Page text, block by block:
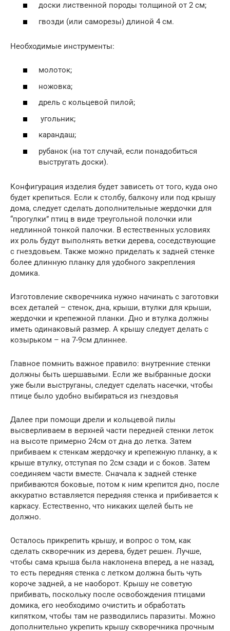
доски лиственной породы толщиной от 2 см;
гвозди (или саморезы) длиной 4 см.
Необходимые инструменты:
молоток;
ножовка;
дрель с кольцевой пилой;
угольник;
карандаш;
рубанок (на тот случай, если понадобиться
выстругать доски).
Конфигурация изделия будет зависеть от того, куда оно
будет крепиться. Если к столбу, балкону или под крышу
дома, следует сделать дополнительные жердочки для
“прогулки” птиц в виде треугольной полочки или
недлинной тонкой палочки. В естественных условиях
их роль будут выполнять ветки дерева, соседствующие
с гнездовьем. Также можно приделать к задней стенке
более длинную планку для удобного закрепления
домика.
Изготовление скворечника нужно начинать с заготовки
всех деталей – стенок, дна, крыши, втулки для крыши,
жердочки и крепежной планки. Дно и втулка должны
иметь одинаковый размер. А крышу следует делать с
козырьком – на 7-9см длиннее.
Главное помнить важное правило: внутренние стенки
должны быть шершавыми. Если же выбранные доски
уже были выструганы, следует сделать насечки, чтобы
птице было удобно выбираться из гнездовья
Далее при помощи дрели и кольцевой пилы
высверливаем в верхней части передней стенки леток
на высоте примерно 24см от дна до летка. Затем
прибиваем к стенкам жердочку и крепежную планку, а к
крыше втулку, отступая по 2см сзади и с боков. Затем
соединяем части вместе. Сначала к задней стенке
прибиваются боковые, потом к ним крепится дно, после
аккуратно вставляется передняя стенка и прибивается к
каркасу. Естественно, что никаких щелей быть не
должно.
Осталось прикрепить крышу, и вопрос о том, как
сделать скворечник из дерева, будет решен. Лучше,
чтобы сама крыша была наклонена вперед, а не назад,
то есть передняя стенка с летком должна быть чуть
короче задней, а не наоборот. Крышу не советую
прибивать, поскольку после освобождения птицами
домика, его необходимо очистить и обработать
кипятком, чтобы там не разводились паразиты. Можно
дополнительно укрепить крышу скворечника прочным